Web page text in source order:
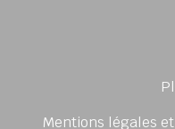
Mentions légales